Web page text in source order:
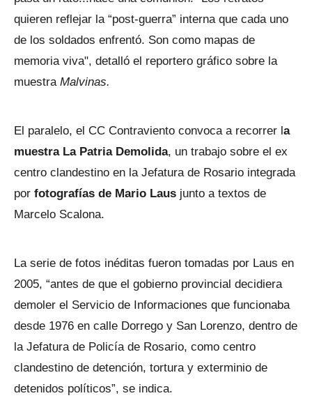
quieren reflejar la “post-guerra” interna que cada uno
de los soldados enfrentó. Son como mapas de
memoria viva", detalló el reportero gráfico sobre la
muestraMalvinas.
El paralelo, el CC Contraviento convoca a recorrer la
muestra La Patria Demolida, un trabajo sobre el ex
centro clandestino en la Jefatura de Rosario integrada
por fotografías de Mario Laus junto a textos de
Marcelo Scalona.
La serie de fotos inéditas fueron tomadas por Laus en
2005, “antes de que el gobierno provincial decidiera
demoler el Servicio de Informaciones que funcionaba
desde 1976 en calle Dorrego y San Lorenzo, dentro de
la Jefatura de Policía de Rosario, como centro
clandestino de detención, tortura y exterminio de
detenidos políticos”, se indica.